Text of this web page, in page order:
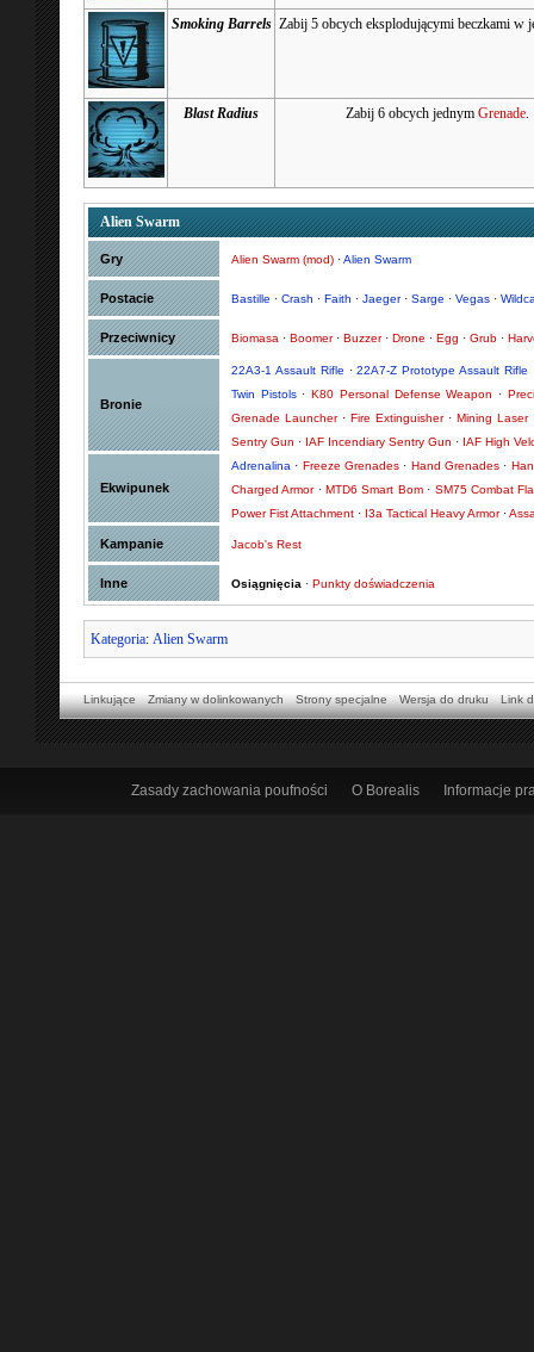
Smoking Barrels Zabij 5 obcych eksplodującymi beczkami w
Blast Radius Zabij 6 obcych jednym Grenade.
Alien Swarm
Gry Alien Swarm (mod) ·Alien Swarm
Postacie Bastille · Crash · Faith · Jaeger· Sarge · Vegas ·
Przeciwnicy Biomasa · Boomer· Buzzer· Drone · Egg · Grub ·
Bronie
22A3-1 Assault Rifle ·22A7-Z Prototype Assault Rifle
Twin Pistols·K80 Personal Defense Weapon ·
Grenade Launcher·Fire Extinguisher·Mining Laser
Sentry Gun · IAF Incendiary Sentry Gun · IAF High
Ekwipunek
Adrenalina · Freeze Grenades · Hand Grenades ·
Charged Armor·MTD6 Smart Bom· SM75 Combat
Power Fist Attachment · I3a Tactical Heavy Armor·
Kampanie Jacob's Rest
Inne Osiągnięcia · Punkty doświadczenia
Kategoria: Alien Swarm
Linkujące Zmiany w dolinkowanych Strony specjalne Wersja do druku Link
Zasady zachowania poufności O Borealis Informacje